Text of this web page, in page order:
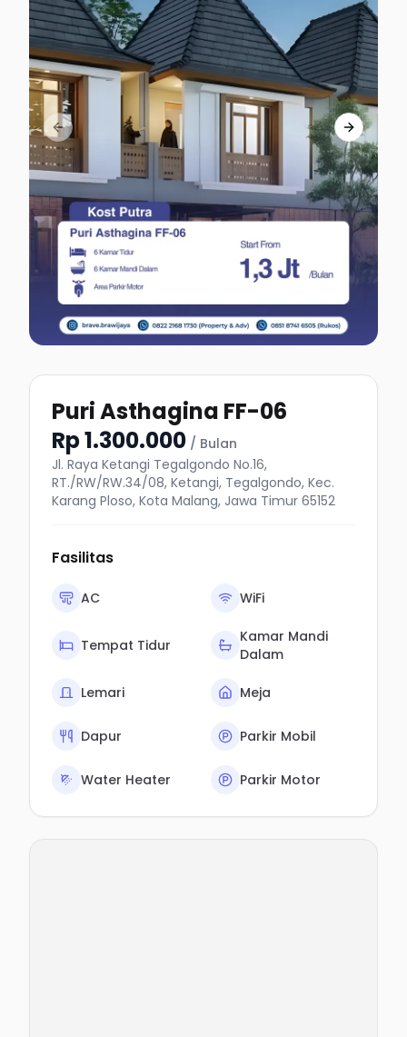
Previous slide Next
Puri Asthagina FF-06
Rp 1.300.000 / Bulan
Jl. Raya Ketangi Tegalgondo No.16,
RT./RW/RW.34/08, Ketangi, Tegalgondo, Kec.
Karang Ploso, Kota Malang, Jawa Timur 65152
Fasilitas
AC WiFi
Tempat Tidur
Kamar Mandi
Dalam
Lemari Meja
Dapur Parkir Mobil
Water Heater Parkir Motor